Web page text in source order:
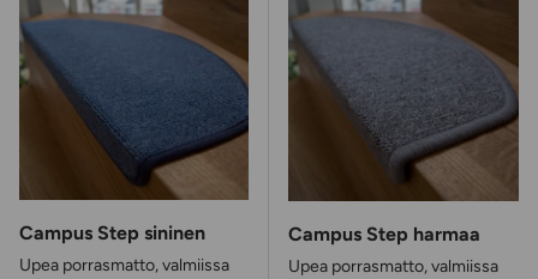
Campus Step sininen
Upea porrasmatto, valmiissa
Campus Step harmaa
Upea porrasmatto, valmiissa